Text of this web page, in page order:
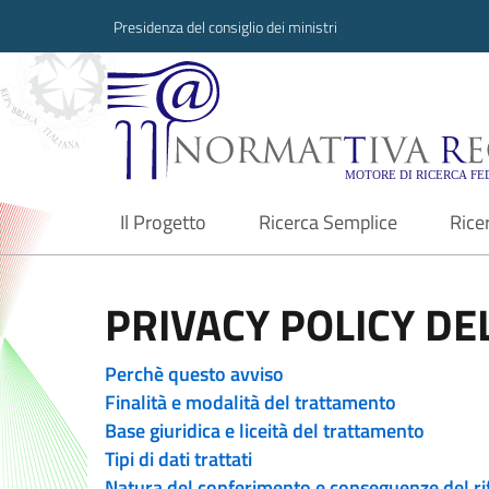
Presidenza del consiglio dei ministri
Normattiva
Il Progetto
current Ricerca Semplice
PRIVACY POLICY
Perchè questo avviso
Finalità e modalità del trattamento
Base giuridica e liceità del trattamento
Tipi di dati trattati